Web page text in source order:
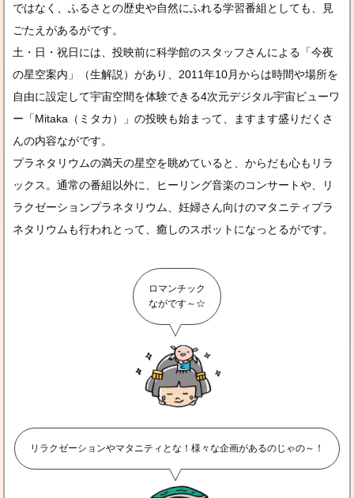
ではなく、ふるさとの歴史や自然にふれる学習番組としても、見
ごたえがあるがです。
土・日・祝日には、投映前に科学館のスタッフさんによる「今夜
の星空案内」（生解説）があり、2011年10月からは時間や場所を
自由に設定して宇宙空間を体験できる4次元デジタル宇宙ビューワ
ー「Mitaka（ミタカ）」の投映も始まって、ますます盛りだくさ
んの内容ながです。
プラネタリウムの満天の星空を眺めていると、からだも心もリラ
ックス。通常の番組以外に、ヒーリング音楽のコンサートや、リ
ラクゼーションプラネタリウム、妊婦さん向けのマタニティプラ
ネタリウムも行われとって、癒しのスポットになっとるがです。
ロマンチック
ながです～☆
リラクゼーションやマタニティとな！様々な企画があるのじゃの～！